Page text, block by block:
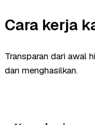
Cara kerja
Transparan dari awal
dan menghasilkan.